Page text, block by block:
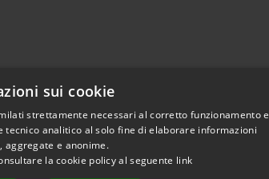
sui cookie
strettamente necessari al corretto funzionamento e
tecnico analitico al solo fine di elaborare informazioni
aggregate e anonime.
la cookie policy al seguente link